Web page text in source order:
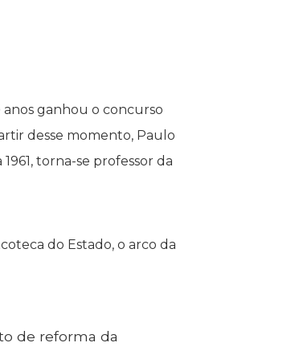
ganhou o concurso
desse momento, Paulo
torna-se professor da
do Estado, o arco da
de reforma da